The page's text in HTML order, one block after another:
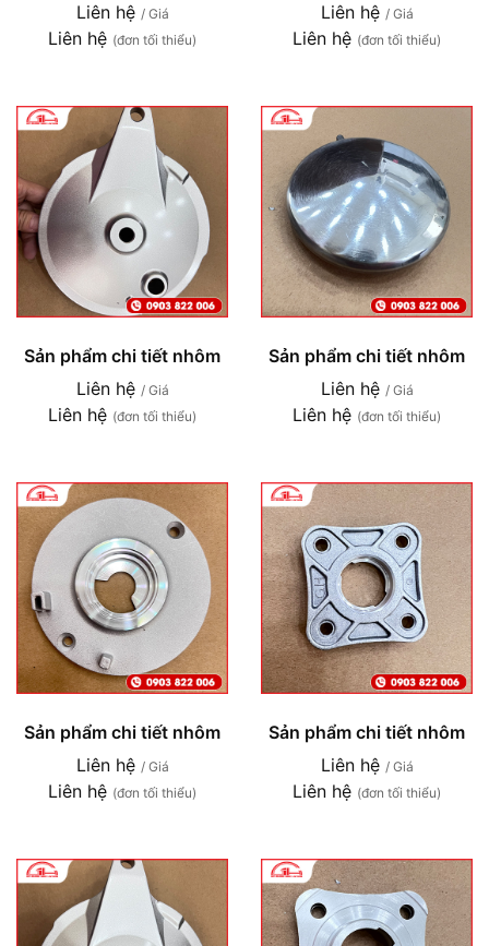
Liên hệ / Giá
Liên hệ (đơn tối thiểu)
Liên hệ / Giá
Liên hệ (đơn tối thiểu)
Sản phẩm chi tiết nhôm
Liên hệ / Giá
Liên hệ (đơn tối thiểu)
Sản phẩm chi tiết nhôm
Liên hệ / Giá
Liên hệ (đơn tối thiểu)
Sản phẩm chi tiết nhôm
Liên hệ / Giá
Liên hệ (đơn tối thiểu)
Sản phẩm chi tiết nhôm
Liên hệ / Giá
Liên hệ (đơn tối thiểu)